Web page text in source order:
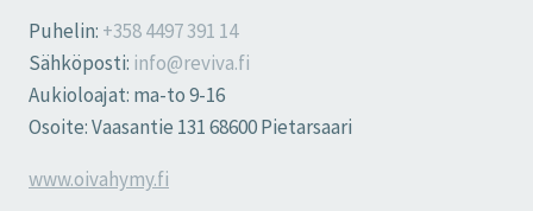
Puhelin: +358 4497 391 14
Sähköposti: info@reviva.fi
Aukioloajat: ma-to 9-16
Osoite: Vaasantie 131 68600 Pietarsaari
www.oivahymy.fi